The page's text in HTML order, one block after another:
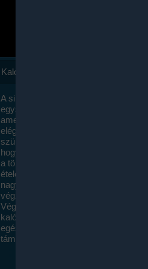
Kalóriaszámlálás
A sikeres fogyás titka valójában igen
egyszerű: égess több energiát, mint
amennyit beviszel. Természetesen
elég nagy fegyelemre és akaraterőre
szükség, de meglepődve fogod
hogy a kalóriaszámolás mennyire
a többi diétához képest. Itt nincsenek
ételek és a megengedett kalóriabevitelt
nagymértékben növelheted ha
végzel.
Végül, de nem utolsó sorban, a
kalóriaszámolás módszerét a legtöbb
egészségügyi szakorvos ajánlja és
támogatja.